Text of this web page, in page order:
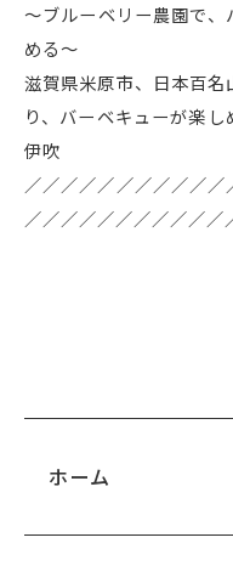
～ブルーベリー農園で
める～
滋賀県米原市、日本百
り、バーベキューが楽
伊吹
／／／／／／／／／／
／／／／／／／／／／／
ホーム